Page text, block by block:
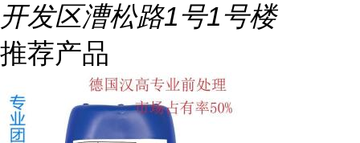
开发区漕松路1号1号楼
推荐产品